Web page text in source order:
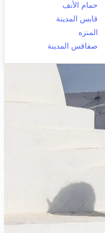
حمام الأنف
قابس المدينة
المنزه
صفاقس المدينة